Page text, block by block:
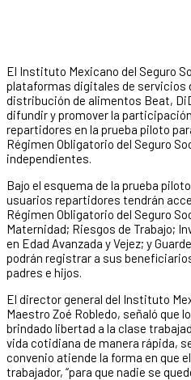
El Instituto Mexicano del Seguro
plataformas digitales de servicios
distribución de alimentos Beat,
difundir y promover la
repartidores en la prueba piloto
Régimen Obligatorio del Seguro
independientes.
Bajo el esquema de la prueba
usuarios repartidores tendrán
Régimen Obligatorio del Seguro
Maternidad; Riesgos de Trabajo;
en Edad Avanzada y Vejez; y
podrán registrar a sus
padres e hijos.
El director general del Instituto
Maestro Zoé Robledo, señaló que
brindado libertad a la clase
vida cotidiana de manera rápida,
convenio atiende la forma en que
trabajador, “para que nadie se